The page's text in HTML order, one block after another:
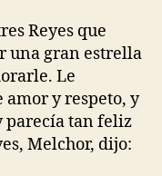
Reyes que
una gran estrella
Le
y respeto, y
parecía tan feliz
Melchor, dijo: